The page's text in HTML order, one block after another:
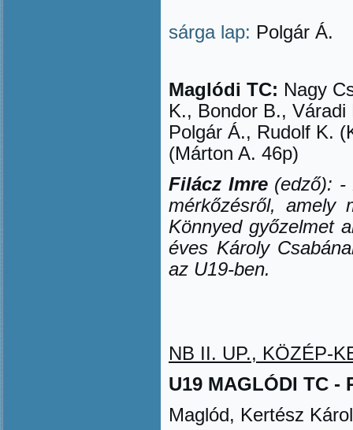
sárga lap: Polgár Á.
Maglódi TC: Nagy
K., Bondor B.,
Polgár Á., Rudolf K.
(Márton A. 46p)
Filácz Imre(edző): -
mérkőzésről, amely
Könnyed győzelmet
éves Károly
az U19-ben.
NB II. UP., KÖZÉP-
U19 MAGLÓDI TC -
Maglód, Kertész